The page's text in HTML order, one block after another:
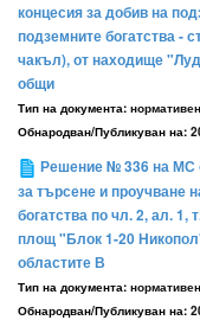
концесия за добив на
подземните богатства -
чакъл), от находище
общи
Тип на документа:
Обнародван/Публикуван на:
Решение № 336 на МС
за търсене и проучване
богатства по чл. 2, ал. 1,
площ "Блок 1-20
областите В
Тип на документа:
Обнародван/Публикуван на: